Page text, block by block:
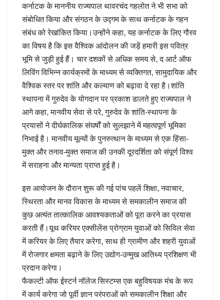
कर्नाटक के माननीय राज्यपाल थावरचंद गहलोत ने भी सभा को
संबोधित किया और संगठन के उद्गम के साथ कर्नाटक के गहन
संबंध को रेखांकित किया।उन्होंने कहा, यह कर्नाटक के लिए गौरव
का विषय है कि इस वैश्विक आंदोलन की जड़ें हमारी इस पवित्र
भूमि से जुड़ी हुई हैं। चार दशकों से अधिक समय से, द आर्ट ऑफ
लिविंग विभिन्न कार्यक्रमों के माध्यम से व्यक्तिगत, सामुदायिक और
वैश्विक स्तर पर शांति और कल्याण को बढ़ावा दे रहा है।शांति
स्थापना में गुरुदेव के योगदान पर प्रकाश डालते हुए राज्यपाल ने
आगे कहा, मानवीय सेवा से परे, गुरुदेव के शांति-स्थापना के
प्रयासों ने दीर्घकालिक संघर्षों को सुलझाने में महत्वपूर्ण भूमिका
निभाई है। मानवीय मूल्यों के पुनरुत्थान के माध्यम से एक हिंसा-
मुक्त और तनाव-मुक्त समाज की उनकी दूरदर्शिता को संपूर्ण विश्व
में सराहना और मान्यता प्राप्त हुई है।
इस आयोजन के दौरान शुरू की गई पांच पहलें शिक्षा, नवाचार,
स्थिरता और मानव विकास के माध्यम से समकालीन समाज की
कुछ अत्यंत तात्कालिक आवश्यकताओं को पूरा करने का प्रयास
करती हैं।यूथ करियर एक्सीलेंस प्रोग्राम युवाओं को सिविल सेवा
में करियर के लिए तैयार करेगा, साथ ही ग्रामीण और शहरी युवाओं
में रोजगार क्षमता बढ़ाने के लिए उद्योग-उन्मुख आतिथ्य प्रशिक्षण भी
प्रदान करेगा।
फैकल्टी ऑफ ईस्टर्न नॉलेज सिस्टम्स एक बहुविषयक मंच के रूप
में कार्य करेगा जो पूर्वी ज्ञान परंपराओं को समकालीन शिक्षा और